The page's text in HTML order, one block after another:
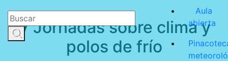
Aula
abierta
V Jornadas sobre clima y
polos de frío